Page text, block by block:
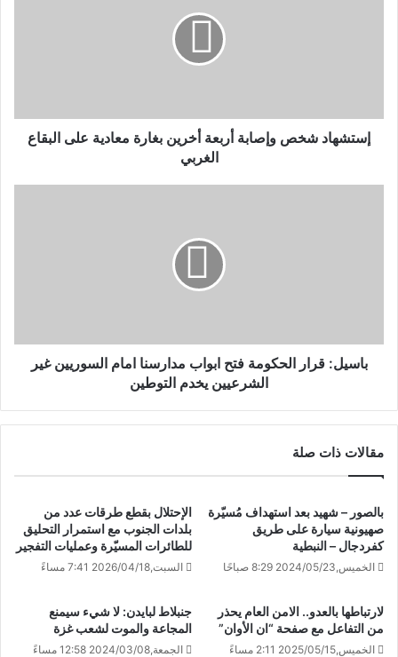
إستشهاد شخص وإصابة أربعة أخرين بغارة معادية على البقاع
الغربي
باسيل: قرار الحكومة فتح ابواب مدارسنا امام السوريين غير
الشرعيين يخدم التوطين
مقالات ذات صلة
بالصور – شهيد بعد استهداف مُسيّرة
صهيونية سيارة على طريق
كفردجال – النبطية
الخميس,2024/05/23 8:29 صباحًا
الإحتلال بقطع طرقات عدد من
بلدات الجنوب مع استمرار التحليق
للطائرات المسيّرة وعمليات التفجير
السبت,2026/04/18 7:41 مساءً
لارتباطها بالعدو.. الامن العام يحذر
من التفاعل مع صفحة “ان الأوان”
الخميس,2025/05/15 2:11 مساءً
جنبلاط لبايدن: لا شيء سيمنع
المجاعة والموت لشعب غزة
الجمعة,2024/03/08 12:58 مساءً